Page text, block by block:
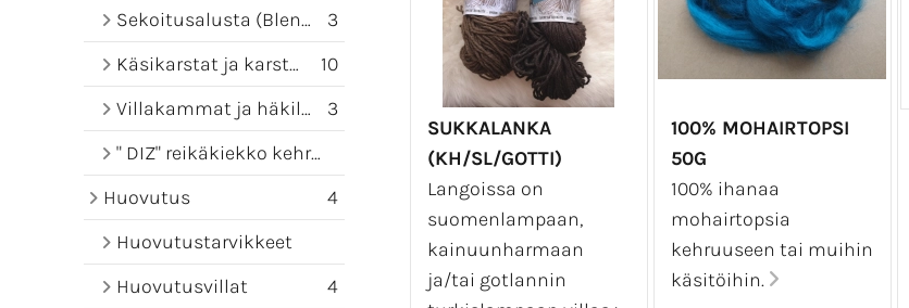
Sekoitusalusta (Blending board)
3
Käsikarstat ja karstamatot
10
Villakammat ja häkilät
3
" DIZ" reikäkiekko kehruuseen
Huovutus
4
Huovutustarvikkeet
Huovutusvillat
4
SUKKALANKA
(KH/SL/GOTTI)
Langoissa on
suomenlampaan,
kainuunharmaan
ja/tai gotlannin
100% MOHAIRTOPSI
50G
100% ihanaa
mohairtopsia
kehruuseen tai muihin
käsitöihin.